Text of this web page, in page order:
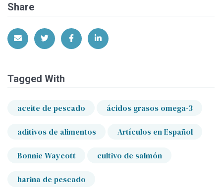
Share
Share via EmailShare on Twitter
Share on Facebook
Share on LinkedIn
Tagged With
aceite de pescado ácidos grasos omega-3
aditivos de alimentos Artículos en Español
Bonnie Waycott cultivo de salmón
harina de pescado